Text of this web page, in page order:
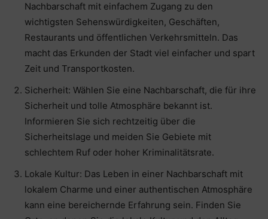
Nachbarschaft mit einfachem Zugang zu den
wichtigsten Sehenswürdigkeiten, Geschäften,
Restaurants und öffentlichen Verkehrsmitteln. Das
macht das Erkunden der Stadt viel einfacher und spart
Zeit und Transportkosten.
Sicherheit: Wählen Sie eine Nachbarschaft, die für ihre
Sicherheit und tolle Atmosphäre bekannt ist.
Informieren Sie sich rechtzeitig über die
Sicherheitslage und meiden Sie Gebiete mit
schlechtem Ruf oder hoher Kriminalitätsrate.
Lokale Kultur: Das Leben in einer Nachbarschaft mit
lokalem Charme und einer authentischen Atmosphäre
kann eine bereichernde Erfahrung sein. Finden Sie